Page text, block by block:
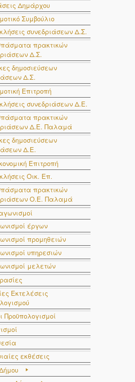
Δημάρχου
Συμβούλιο
συνεδριάσεων Δ.Σ.
πρακτικών
Δ.Σ.
δημοσιεύσεων
Δ.Σ.
Επιτροπή
συνεδριάσεων Δ.Ε.
πρακτικών
Δ.E. Παλαμά
δημοσιεύσεων
Δ.Ε.
Επιτροπή
Οικ. Επ.
πρακτικών
Ο.E. Παλαμά
έργων
προμηθειών
υπηρεσιών
μελετών
Εκτελέσεις
Προϋπολογισμοί
εκθέσεις